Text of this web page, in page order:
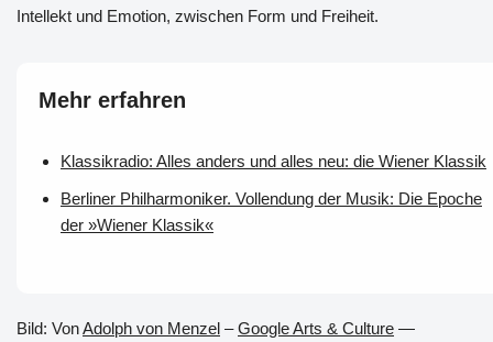
Intellekt und Emotion, zwischen Form und Freiheit.
Mehr erfahren
Klassikradio: Alles anders und alles neu: die Wiener Klassik
Berliner Philharmoniker. Vollendung der Musik: Die Epoche
der »Wiener Klassik«
Bild: VonAdolph von Menzel –Google Arts & Culture —